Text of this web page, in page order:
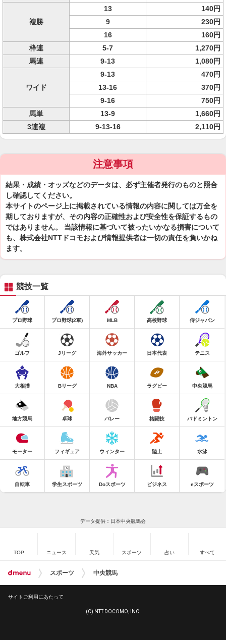
複勝
13
140円
9
230円
16
160円
枠連
5-7
1,270円
馬連
9-13 1,080円
ワイド
9-13
470円
13-16
370円
9-16
750円
馬単
13-9
1,660円
3連複
9-13-16 2,110円
注意事項
結果・成績・オッズなどのデータは、必ず主催者発行のものと照合
し確認してください。
本サイトのページ上に掲載されている情報の内容に関しては万全を
期しておりますが、その内容の正確性および安全性を保証するもの
ではありません。 当該情報に基づいて被ったいかなる損害について
も、株式会社NTTドコモおよび情報提供者は一切の責任を負いかね
ます。
競技一覧
プロ野球 プロ野球(2軍) MLB 高校野球 侍ジャパン
ゴルフ Jリーグ 海外サッカー 日本代表 テニス
大相撲 Bリーグ NBA ラグビー 中央競馬
地方競馬 卓球 バレー 格闘技 バドミントン
モーター フィギュア ウィンター 陸上 水泳
自転車 学生スポーツ Doスポーツ ビジネス eスポーツ
データ提供：日本中央競馬会
TOP ニュース 天気 スポーツ 占い すべて
スポーツ 中央競馬
サイトご利用にあたって
(C) NTT DOCOMO, INC.